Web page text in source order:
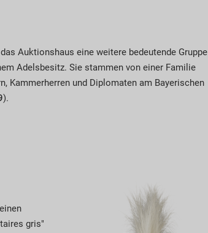
Auktionshaus eine weitere bedeutende Gruppe
Adelsbesitz. Sie stammen von einer Familie
Kammerherren und Diplomaten am Bayerischen
).
gris"